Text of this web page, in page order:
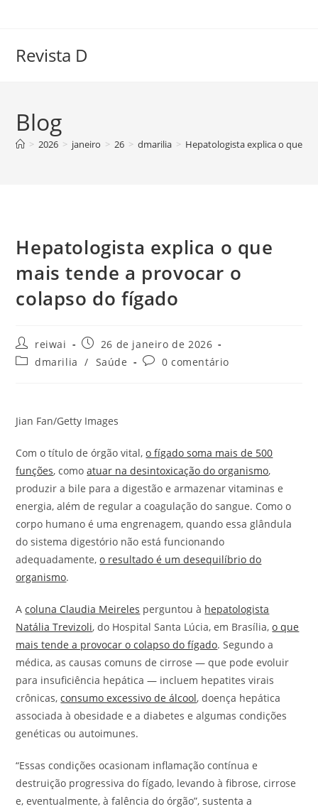
conteúdo
Revista D
Blog
> 2026 > janeiro > 26 > dmarilia > Hepatologista explica o que
Hepatologista explica o que
mais tende a provocar o
colapso do fígado
Autor
do
post:
reiwai
Post
publicado:
26 de janeiro de 2026
Categoria
dmarilia / Saúde
Comentários
0 comentário
Jian Fan/Getty Images
Com o título de órgão vital,o fígado soma mais de 500
funções, comoatuar na desintoxicação do organismo,
produzir a bile para a digestão e armazenar vitaminas e
energia, além de regular a coagulação do sangue. Como o
corpo humano é uma engrenagem, quando essa glândula
do sistema digestório não está funcionando
adequadamente,o resultado é um desequilíbrio do
organismo.
Acoluna Claudia Meireles perguntou à hepatologista
Natália Trevizoli, do Hospital Santa Lúcia, em Brasília,o que
mais tende a provocar o colapso do fígado. Segundo a
médica, as causas comuns de cirrose — que pode evoluir
para insuficiência hepática — incluem hepatites virais
crônicas,consumo excessivo de álcool, doença hepática
associada à obesidade e a diabetes e algumas condições
genéticas ou autoimunes.
“Essas condições ocasionam inflamação contínua e
destruição progressiva do fígado, levando à fibrose, cirrose
e, eventualmente, à falência do órgão”, sustenta a